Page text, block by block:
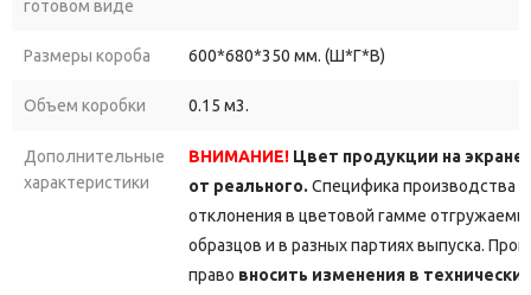
готовом виде
Размеры короба 600*680*350 мм. (Ш*Г*В)
Объем коробки 0.15 м3.
Дополнительные
характеристики
ВНИМАНИЕ! Цвет продукции на
от реального. Специфика производства
отклонения в цветовой гамме
образцов и в разных партиях выпуска.
право вносить изменения в